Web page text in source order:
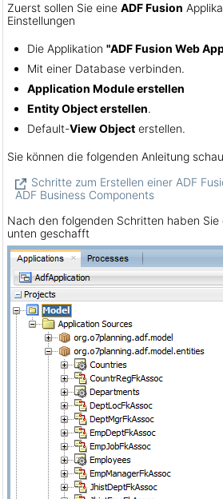
Zuerst sollen Sie eine ADF Fusion
Einstellungen
Die Applikation "ADF Fusion Web
Mit einer Database verbinden.
Application Module erstellen
Entity Object erstellen.
Default-View Object erstellen.
Sie können die folgenden Anleitung
Schritte zum Erstellen einer ADF
ADF Business Components
Nach den folgenden Schritten haben Sie
unten geschafft